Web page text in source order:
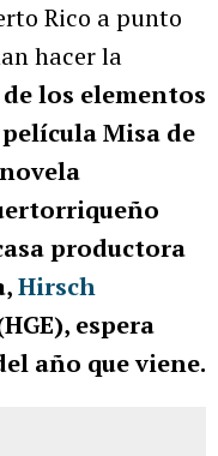
Rico a punto
hacer la
los elementos
Misa de
productora
Hirsch
espera
año que viene.